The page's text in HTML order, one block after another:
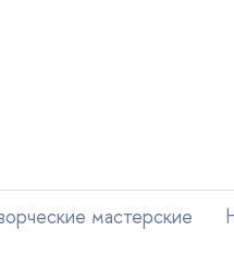
что еле